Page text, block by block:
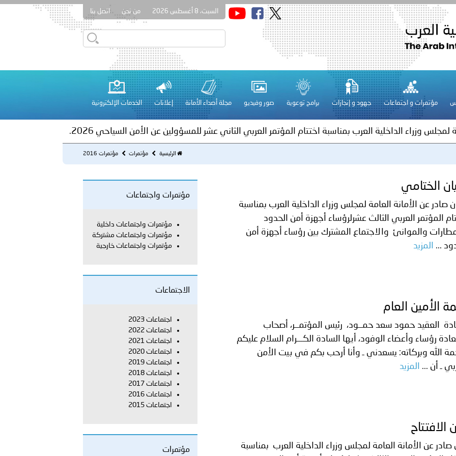
السبت، 8 أغسطس 2026 من نحن اتصل بنا
مؤتمرات و اجتماعات جهود و إنجازات برامج توعوية صور وفيديو مجلة أصداء الأمانة إعلانات الخدمات الإلكترونية
الكويت ـ 1448/02/22هـ ــ الموافق 2026/08/05 م - بمناسبة صدور المرسومين الأميريين معالي النائب الأول لرئيس مجلس الوزراء
بتعيين اللواء حمد أحمد المنيفي وكيل وزارة مساعد لشؤون الأمن العام..
لمجلس وزراء الداخلية العرب بشأن الاعتداءات الإرهابية الحوثية على الأعيان المدنية في مدينة نـجران
لمجلس وزراء الداخلية العرب بمناسبة اختتام المؤتمر العربي الثاني عشر للمسؤولين عن الأمن السياحي 2026.
مشروع قانون عربي استرشادي لحماية الآثار والتراث الوطني
عشر للمسؤولين عن الأمن السياحي
فلسطين ـ 1448/02/22هـ ــ الموافق 2026/08/05 م - الشرطة الفلسطينية والكلية الدولية الجامعية للعلوم والصحة توقعان اتفاقية
في المجالات الأكاديمية والتدريبية، والتوعية والإرشاد المجتمعي..
الإمارات ـ 1448/02/22هـ ــ الموافق 2026/08/05 م - شرطة أبوظبي تطلع وفد الشرطة الإيطالية على منظومتي التأهيل الشرطي
الإمارات ـ 1448/02/22هـ ــ الموافق 2026/08/05 م - شرطة أبوظبي تنظم حملة للتبرع بالدم في منطقة الظفرة تعزيزا للمسؤولية
وزارياً بتعيين اللواء حمد أحمد المنيفي وكيل وزارة مساعد لشؤون الأمن العام..
الرئيسية مؤتمرات مؤتمرات 2016
الختامي
صادر عن الأمانة العامة لمجلس وزراء الداخلية العرب بمناسبة
المؤتمر العربي الثالث عشرلرؤساء أجهزة أمن الحدود
والموانئ والاجتماع المشترك بين رؤساء أجهزة أمن
...
المزيد
الأمين العام
العقيد حمود سعد حمــود، رئيس المؤتمــر، أصحاب
رؤساء وأعضاء الوفود، أيها السادة الكـــرام السلام عليكم
الله وبركاته: يسعدني ـ وأنا أرحب بكم في بيت الأمن
ـ أن ...
المزيد
الافتتاح
صادر عن الأمانة العامة لمجلس وزراء الداخلية العرب بمناسبة
مؤتمرات واجتماعات
مؤتمرات واجتماعات داخلية
مؤتمرات واجتماعات مشتركة
مؤتمرات واجتماعات خارجية
الاجتماعات
اجتماعات 2023
اجتماعات 2022
اجتماعات 2021
اجتماعات 2020
اجتماعات 2019
اجتماعات 2018
اجتماعات 2017
اجتماعات 2016
اجتماعات 2015
مؤتمرات